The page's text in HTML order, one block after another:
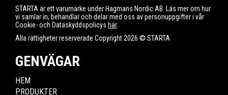
STARTA är ett varumärke under Hagmans Nordic AB. Läs mer om hur
vi samlar in, behandlar och delar med oss av personuppgifter i vår
Cookie- och Dataskyddspolicys här.
Alla rättigheter reserverade Copyright 2026 © STARTA
GENVÄGAR
HEM
PRODUKTER